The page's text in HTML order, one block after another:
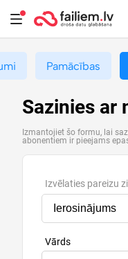
Pamācības
Sazinies ar
Izmantojiet šo formu, lai
abonentiem ir pieejams
Izvēlaties pareizu
Vārds